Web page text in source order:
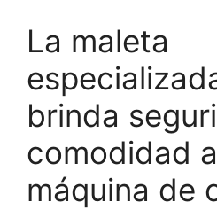
La maleta
brinda
comodidad
máquina de